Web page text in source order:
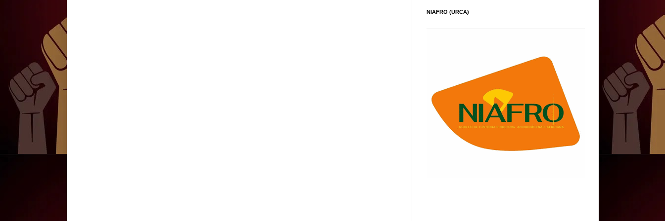
NIAFRO (URCA)